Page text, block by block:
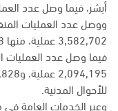
أبشر، فيما وصل عدد
ووصل عدد العمليات
فيما وصل عدد العمليات
للأحوال المدنية.